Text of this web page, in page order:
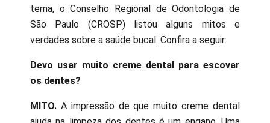
tema, o Conselho Regional de Odontologia de
São Paulo (CROSP) listou alguns mitos e
verdades sobre a saúde bucal. Confira a seguir:
Devo usar muito creme dental para escovar
os dentes?
MITO. A impressão de que muito creme dental